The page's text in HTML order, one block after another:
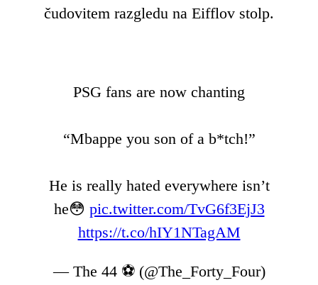
čudovitem razgledu na Eifflov stolp.
PSG fans are now chanting
“Mbappe you son of a b*tch!”
He is really hated everywhere isn’t
he😳 pic.twitter.com/TvG6f3EjJ3
https://t.co/hIY1NTagAM
— The 44 ⚽️ (@The_Forty_Four)